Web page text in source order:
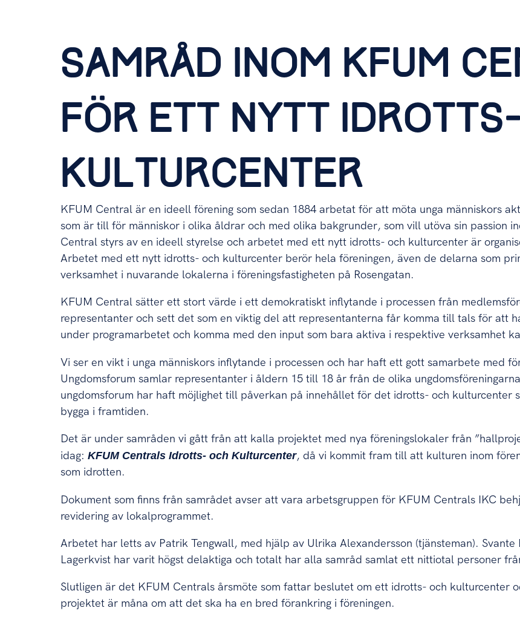
SAMRÅD INOM KFUM
FÖR ETT NYTT
KULTURCENTER
KFUM Central är en ideell förening som sedan 1884 arbetat för att möta unga människors
som är till för människor i olika åldrar och med olika bakgrunder, som vill utöva sin passion
Central styrs av en ideell styrelse och arbetet med ett nytt idrotts- och kulturcenter är
Arbetet med ett nytt idrotts- och kulturcenter berör hela föreningen, även de delarna som
verksamhet i nuvarande lokalerna i föreningsfastigheten på Rosengatan.
KFUM Central sätter ett stort värde i ett demokratiskt inflytande i processen från
representanter och sett det som en viktig del att representanterna får komma till tals för att
under programarbetet och komma med den input som bara aktiva i respektive verksamhet
Vi ser en vikt i unga människors inflytande i processen och har haft ett gott samarbete med
Ungdomsforum samlar representanter i åldern 15 till 18 år från de olika
ungdomsforum har haft möjlighet till påverkan på innehållet för det idrotts- och kulturcenter
bygga i framtiden.
Det är under samråden vi gått från att kalla projektet med nya föreningslokaler från
idag: KFUM Centrals Idrotts- och Kulturcenter, då vi kommit fram till att kulturen inom
som idrotten.
Dokument som finns från samrådet avser att vara arbetsgruppen för KFUM Centrals IKC
revidering av lokalprogrammet.
Arbetet har letts av Patrik Tengwall, med hjälp av Ulrika Alexandersson (tjänsteman). Svante
Lagerkvist har varit högst delaktiga och totalt har alla samråd samlat ett nittiotal personer
Slutligen är det KFUM Centrals årsmöte som fattar beslutet om ett idrotts- och kulturcenter
projektet är måna om att det ska ha en bred förankring i föreningen.